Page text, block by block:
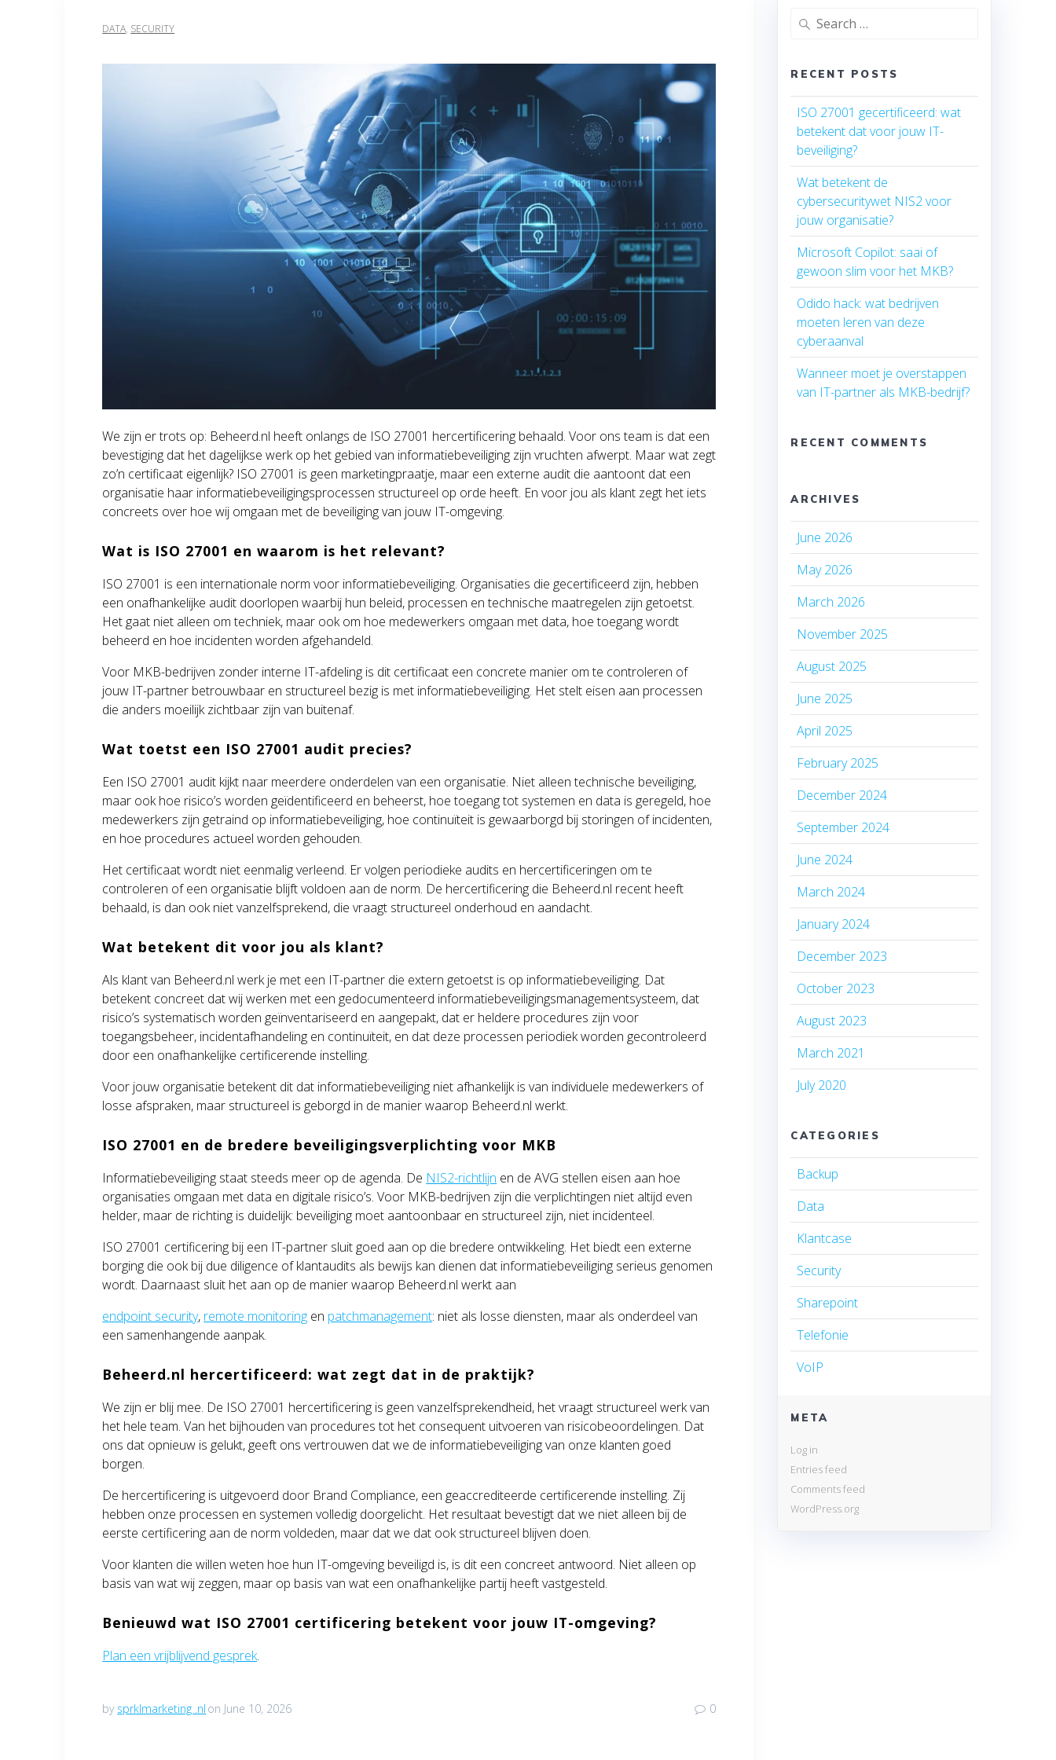
DATA, SECURITY
We zijn er trots op: Beheerd.nl heeft onlangs de ISO 27001 hercertificering behaald. Voor ons team is dat een
bevestiging dat het dagelijkse werk op het gebied van informatiebeveiliging zijn vruchten afwerpt. Maar wat zegt
zo’n certificaat eigenlijk? ISO 27001 is geen marketingpraatje, maar een externe audit die aantoont dat een
organisatie haar informatiebeveiligingsprocessen structureel op orde heeft. En voor jou als klant zegt het iets
concreets over hoe wij omgaan met de beveiliging van jouw IT-omgeving.
Wat is ISO 27001 en waarom is het relevant?
ISO 27001 is een internationale norm voor informatiebeveiliging. Organisaties die gecertificeerd zijn, hebben
een onafhankelijke audit doorlopen waarbij hun beleid, processen en technische maatregelen zijn getoetst.
Het gaat niet alleen om techniek, maar ook om hoe medewerkers omgaan met data, hoe toegang wordt
beheerd en hoe incidenten worden afgehandeld.
Voor MKB-bedrijven zonder interne IT-afdeling is dit certificaat een concrete manier om te controleren of
jouw IT-partner betrouwbaar en structureel bezig is met informatiebeveiliging. Het stelt eisen aan processen
die anders moeilijk zichtbaar zijn van buitenaf.
Wat toetst een ISO 27001 audit precies?
Een ISO 27001 audit kijkt naar meerdere onderdelen van een organisatie. Niet alleen technische beveiliging,
maar ook hoe risico’s worden geïdentificeerd en beheerst, hoe toegang tot systemen en data is geregeld, hoe
medewerkers zijn getraind op informatiebeveiliging, hoe continuïteit is gewaarborgd bij storingen of incidenten,
en hoe procedures actueel worden gehouden.
Het certificaat wordt niet eenmalig verleend. Er volgen periodieke audits en hercertificeringen om te
controleren of een organisatie blijft voldoen aan de norm. De hercertificering die Beheerd.nl recent heeft
behaald, is dan ook niet vanzelfsprekend, die vraagt structureel onderhoud en aandacht.
Wat betekent dit voor jou als klant?
Als klant van Beheerd.nl werk je met een IT-partner die extern getoetst is op informatiebeveiliging. Dat
betekent concreet dat wij werken met een gedocumenteerd informatiebeveiligingsmanagementsysteem, dat
risico’s systematisch worden geïnventariseerd en aangepakt, dat er heldere procedures zijn voor
toegangsbeheer, incidentafhandeling en continuïteit, en dat deze processen periodiek worden gecontroleerd
door een onafhankelijke certificerende instelling.
Voor jouw organisatie betekent dit dat informatiebeveiliging niet afhankelijk is van individuele medewerkers of
losse afspraken, maar structureel is geborgd in de manier waarop Beheerd.nl werkt.
ISO 27001 en de bredere beveiligingsverplichting voor MKB
Informatiebeveiliging staat steeds meer op de agenda. De NIS2-richtlijn en de AVG stellen eisen aan hoe
organisaties omgaan met data en digitale risico’s. Voor MKB-bedrijven zijn die verplichtingen niet altijd even
helder, maar de richting is duidelijk: beveiliging moet aantoonbaar en structureel zijn, niet incidenteel.
ISO 27001 certificering bij een IT-partner sluit goed aan op die bredere ontwikkeling. Het biedt een externe
borging die ook bij due diligence of klantaudits als bewijs kan dienen dat informatiebeveiliging serieus genomen
wordt. Daarnaast sluit het aan op de manier waarop Beheerd.nl werkt aan
endpoint security, remote monitoring en patchmanagement: niet als losse diensten, maar als onderdeel van
een samenhangende aanpak.
Beheerd.nl hercertificeerd: wat zegt dat in de praktijk?
We zijn er blij mee. De ISO 27001 hercertificering is geen vanzelfsprekendheid, het vraagt structureel werk van
het hele team. Van het bijhouden van procedures tot het consequent uitvoeren van risicobeoordelingen. Dat
ons dat opnieuw is gelukt, geeft ons vertrouwen dat we de informatiebeveiliging van onze klanten goed
borgen.
De hercertificering is uitgevoerd door Brand Compliance, een geaccrediteerde certificerende instelling. Zij
hebben onze processen en systemen volledig doorgelicht. Het resultaat bevestigt dat we niet alleen bij de
eerste certificering aan de norm voldeden, maar dat we dat ook structureel blijven doen.
Voor klanten die willen weten hoe hun IT-omgeving beveiligd is, is dit een concreet antwoord. Niet alleen op
basis van wat wij zeggen, maar op basis van wat een onafhankelijke partij heeft vastgesteld.
Benieuwd wat ISO 27001 certificering betekent voor jouw IT-omgeving?
Plan een vrijblijvend gesprek.
by sprklmarketing .nl on June 10, 2026 0
Search
RECENT POSTS
ISO 27001 gecertificeerd: wat
betekent dat voor jouw IT-
beveiliging?
Wat betekent de
cybersecuritywet NIS2 voor
jouw organisatie?
Microsoft Copilot: saai of
gewoon slim voor het MKB?
Odido hack: wat bedrijven
moeten leren van deze
cyberaanval
Wanneer moet je overstappen
van IT-partner als MKB-bedrijf?
RECENT COMMENTS
ARCHIVES
June 2026
May 2026
March 2026
November 2025
August 2025
June 2025
April 2025
February 2025
December 2024
September 2024
June 2024
March 2024
January 2024
December 2023
October 2023
August 2023
March 2021
July 2020
CATEGORIES
Backup
Data
Klantcase
Security
Sharepoint
Telefonie
VoIP
META
Log in
Entries feed
Comments feed
WordPress.org